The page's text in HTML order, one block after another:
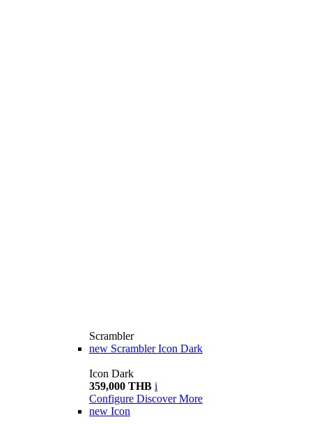
Scrambler
new Scrambler Icon Dark
Icon Dark
359,000 THB i
Configure Discover More
new Icon